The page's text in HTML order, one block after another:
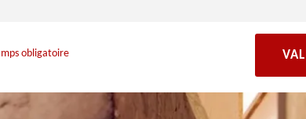
obligatoire